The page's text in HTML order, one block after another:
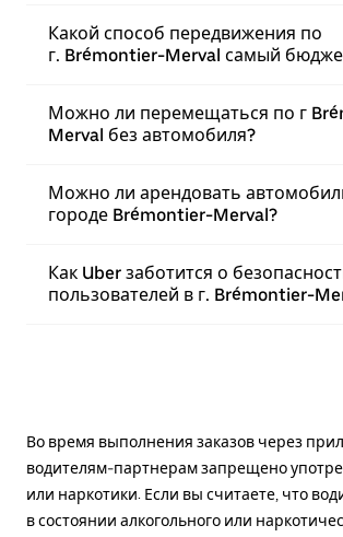
Какой способ передвижения по
г. Brémontier-Merval самый
Можно ли перемещаться по г
Merval без автомобиля?
Можно ли арендовать
городе Brémontier-Merval?
Как Uber заботится о
пользователей в г. Brémontier-
Во время выполнения заказов через
водителям-партнерам запрещено
или наркотики. Если вы считаете, что
в состоянии алкогольного или